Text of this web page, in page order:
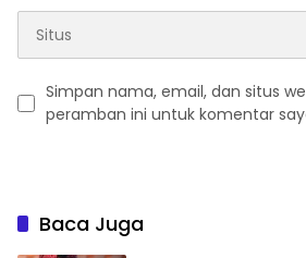
Simpan nama, email, dan situs
peramban ini untuk komentar
Baca Juga